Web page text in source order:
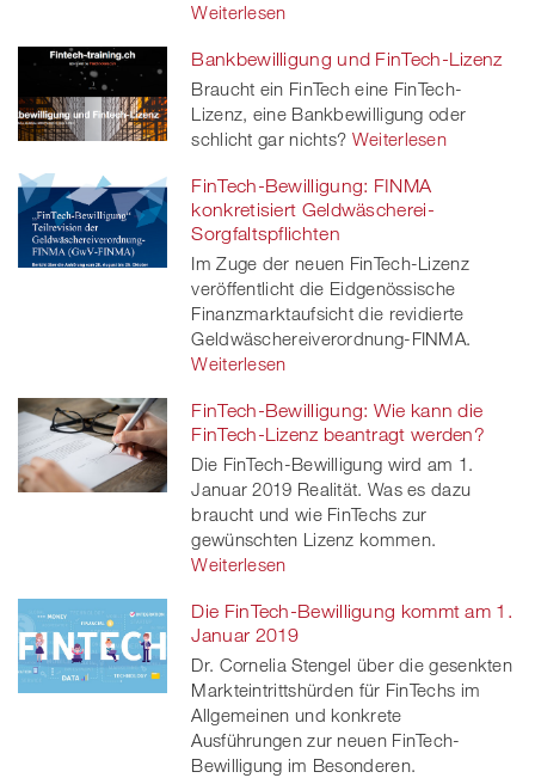
Weiterlesen
Bankbewilligung und FinTech-Lizenz
Braucht ein FinTech eine FinTech-
Lizenz, eine Bankbewilligung oder
schlicht gar nichts? Weiterlesen
FinTech-Bewilligung: FINMA
konkretisiert Geldwäscherei-
Sorgfaltspflichten
Im Zuge der neuen FinTech-Lizenz
veröffentlicht die Eidgenössische
Finanzmarktaufsicht die revidierte
Geldwäschereiverordnung-FINMA.
Weiterlesen
FinTech-Bewilligung: Wie kann die
FinTech-Lizenz beantragt werden?
Die FinTech-Bewilligung wird am 1.
Januar 2019 Realität. Was es dazu
braucht und wie FinTechs zur
gewünschten Lizenz kommen.
Weiterlesen
Die FinTech-Bewilligung kommt am 1.
Januar 2019
Dr. Cornelia Stengel über die gesenkten
Markteintrittshürden für FinTechs im
Allgemeinen und konkrete
Ausführungen zur neuen FinTech-
Bewilligung im Besonderen.